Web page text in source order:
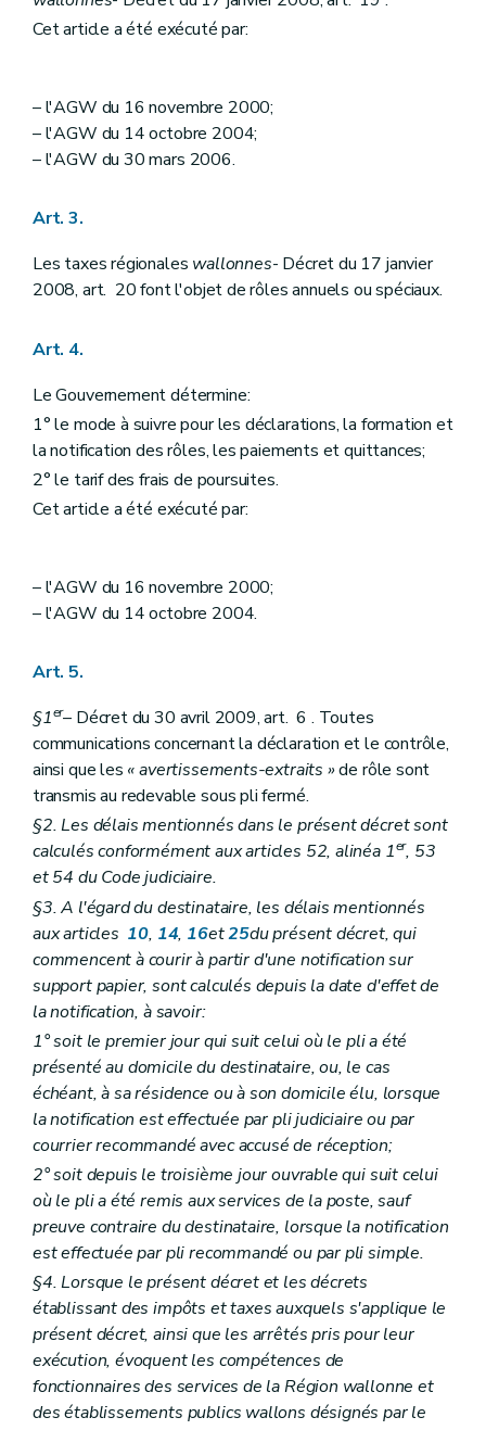
Art. 42
Art. 43
Art. 46
Art. 47
Art. 48
Art. 49
Art.52ter
Section 2 Effets des recours sur le recouvrement
Art. 53
Art. 57
Section4
Dispositions relatives à l'irrécouvrabilité de certaines créances
Art.57bis
Art. 57quater
Art.57 quinquies
Art. 59
Art. 60
Art.
ChapitreVIIIbis
Responsabilité et obligations de certains officiers ministériels, fonctionnaires publics, autres personnes et établissements ou organismes de crédit
Art.62bis
Art.62ter
Art.62quater
Art.62quinquies
Art.62 sexies
Chapitre IX Sanctions administratives
Art. 63
Art. 64
ChapitreIXbis
Assistance mutuelle
Section 1ère
Dispositions générales et définitions
Art.64 bis
Section2
Echanges d'informations sur demande
Art. 64 ter
Section 3
Délais
Art.64 quater
Section4
Échange automatique et obligatoire d'informations
Art.64quinquies
Art.64quinquies/2
Section5
Échange spontané d'informations
Art.64sexies
Section6
Autres formes de coopération administrative
Art.64 septies
Section
Conditions régissant la coopération administrative
Art.64octies
Section8
Relations avec les pays tiers
Art.64novies
Chapitre X
Dispositions modificatives et abrogatoires
Art. 65
Art. 66
Cet article a été exécuté par:
– l'AGW du 16 novembre 2000;
– l'AGW du 14 octobre 2004;
– l'AGW du 30 mars 2006.
Art. 3.
Les taxes régionales wallonnes- Décret du 17 janvier
2008, art. 20 font l'objet de rôles annuels ou spéciaux.
Art. 4.
Le Gouvernement détermine:
1° le mode à suivre pour les déclarations, la formation et
la notification des rôles, les paiements et quittances;
2° le tarif des frais de poursuites.
Cet article a été exécuté par:
– l'AGW du 16 novembre 2000;
– l'AGW du 14 octobre 2004.
Art. 5.
§1er– Décret du 30 avril 2009, art. 6 . Toutes
communications concernant la déclaration et le contrôle,
ainsi que les « avertissements-extraits »de rôle sont
transmis au redevable sous pli fermé.
§2. Les délais mentionnés dans le présent décret sont
calculés conformément aux articles 52, alinéa 1er, 53
et 54 du Code judiciaire.
§3. A l'égard du destinataire, les délais mentionnés
aux articles 10, 14, 16et25du présent décret, qui
commencent à courir à partir d'une notification sur
support papier, sont calculés depuis la date d'effet de
la notification, à savoir:
1° soit le premier jour qui suit celui où le pli a été
présenté au domicile du destinataire, ou, le cas
échéant, à sa résidence ou à son domicile élu, lorsque
la notification est effectuée par pli judiciaire ou par
courrier recommandé avec accusé de réception;
2° soit depuis le troisième jour ouvrable qui suit celui
où le pli a été remis aux services de la poste, sauf
preuve contraire du destinataire, lorsque la notification
est effectuée par pli recommandé ou par pli simple.
§4. Lorsque le présent décret et les décrets
établissant des impôts et taxes auxquels s'applique le
présent décret, ainsi que les arrêtés pris pour leur
exécution, évoquent les compétences de
fonctionnaires des services de la Région wallonne et
des établissements publics wallons désignés par le